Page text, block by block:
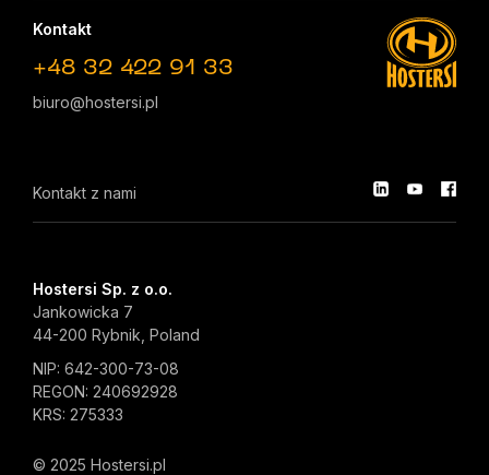
Kontakt
+48 32 422 91 33
biuro@hostersi.pl
Kontakt z nami
Hostersi Sp. z o.o.
Jankowicka 7
44-200 Rybnik, Poland
NIP: 642-300-73-08
REGON: 240692928
KRS: 275333
© 2025 Hostersi.pl